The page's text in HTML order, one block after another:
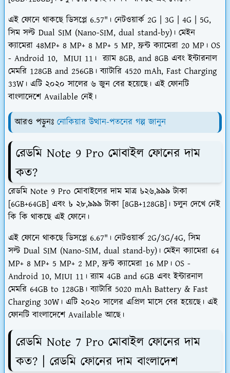
এই ফোনে থাকছে ডিসপ্লে 6.57"। নেটওয়ার্ক 2G | 3G | 4G | 5G,
সিম সল্ট Dual SIM (Nano-SIM, dual stand-by)। মেইন
ক্যামেরা 48MP+ 8 MP+ 8 MP+ 5 MP, ফ্রন্ট ক্যামেরা 20 MP। OS
- Android 10, MIUI 11। র‍্যাম 8GB, and 8GB এবং ইন্টারনাল
মেমরি 128GB and 256GB। ব্যাটারি 4520 mAh, Fast Charging
33W। এটি ২০২০ সালের ৬ জুন বের হয়েছে। এই ফোনটি
বাংলাদেশে Available নেই।
আরও পড়ুনঃ নোকিয়ার উত্থান-পতনের গল্প জানুন
রেডমি Note 9 Pro মোবাইল ফোনের দাম
কত?
রেডমি Note 9 Pro মোবাইলের দাম মাত্র ৳২৬,৯৯৯ টাকা
[6GB+64GB] এবং ৳ ২৮,৯৯৯ টাকা [8GB+128GB]। চলুন দেখে নেই
কি কি থাকছে এই ফোনে।
এই ফোনে থাকছে ডিসপ্লে 6.67"। নেটওয়ার্ক 2G/3G/4G, সিম
সল্ট Dual SIM (Nano-SIM, dual stand-by)। মেইন ক্যামেরা 64
MP+ 8 MP+ 5 MP+ 2 MP, ফ্রন্ট ক্যামেরা 16 MP। OS -
Android 10, MIUI 11। র‍্যাম 4GB and 6GB এবং ইন্টারনাল
মেমরি 64GB to 128GB। ব্যাটারি 5020 mAh Battery & Fast
Charging 30W। এটি ২০২০ সালের এপ্রিল মাসে বের হয়েছে। এই
ফোনটি বাংলাদেশে Available আছে।
রেডমি Note 7 Pro মোবাইল ফোনের দাম
কত? | রেডমি ফোনের দাম বাংলাদেশ